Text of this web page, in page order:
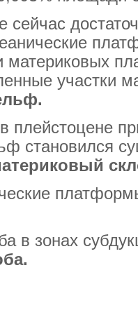
материковых
участки
плейстоцене
становился
в зонах